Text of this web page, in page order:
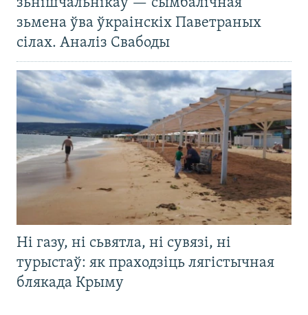
зьмена ўва ўкраінскіх Паветраных
сілах. Аналіз Свабоды
Ні газу, ні сьвятла, ні сувязі, ні
турыстаў: як праходзіць лягістычная
блякада Крыму